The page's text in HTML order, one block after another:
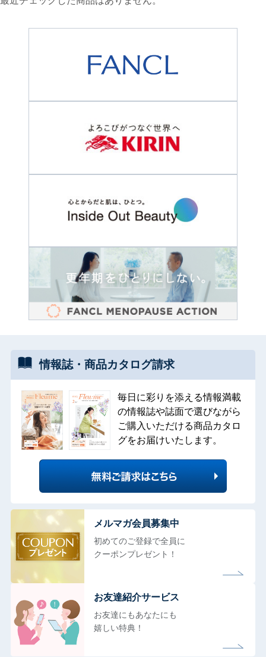
情報誌・ 商品カタログ請求
毎日に彩りを添える情報満載
の情報誌や誌面で選びながら
ご購入いただける商品カタロ
グをお届けいたします。
メルマガ会員募集中
初めてのご登録で全員に
クーポンプレゼント！
お友達紹介サービス
お友達にもあなたにも
嬉しい特典！